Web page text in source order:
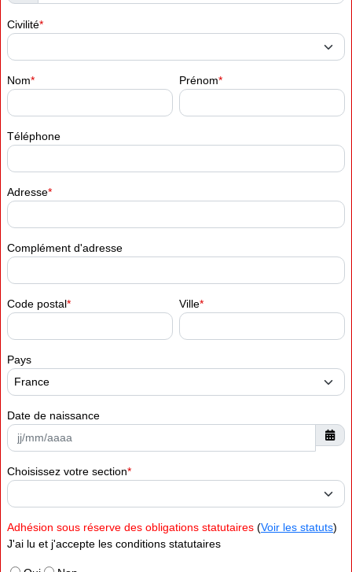
Civilité
Nom Prénom
Téléphone
Adresse
Complément d'adresse
Code postal Ville
Pays
Date de naissance
Choisissez votre section
Adhésion sous réserve des obligations statutaires (Voir les statuts)
J'ai lu et j'accepte les conditions statutaires